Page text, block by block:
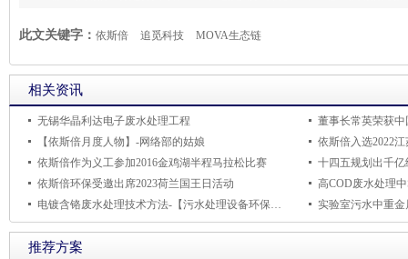
此文关键字： 依斯倍 追觅科技 MOVA生态链
相关资讯
无锡华晶利达电子废水处理工程
董事长常英荣获
【依斯倍月度人物】-网络部的姑娘
依斯倍入选2022
依斯倍作为义工参加2016金鸡湖半程马拉松比赛
依斯倍环保受邀出席2023荷兰国王日活动
高COD废水处理
电镀含铬废水处理技术方法-【污水处理设备环保知识】
推荐方案